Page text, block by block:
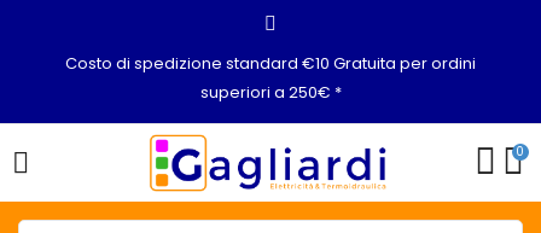
Costo di spedizione standard €10 Gratuita per ordini
superiori a 250€ *
0